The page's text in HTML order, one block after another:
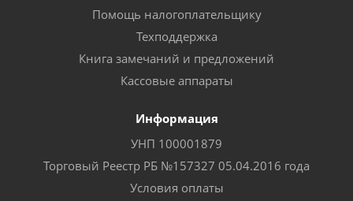
Помощь налогоплательщику
Техподдержка
Книга замечаний и предложений
Кассовые аппараты
Информация
УНП 100001879
Торговый Реестр РБ №157327 05.04.2016 года
Условия оплаты